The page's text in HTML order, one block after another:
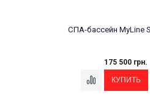
СПА-бассейн MyLine
175 500 грн.